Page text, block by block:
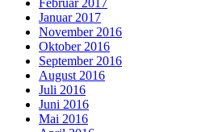
Februar 2017
Januar 2017
November 2016
Oktober 2016
September 2016
August 2016
Juli 2016
Juni 2016
Mai 2016